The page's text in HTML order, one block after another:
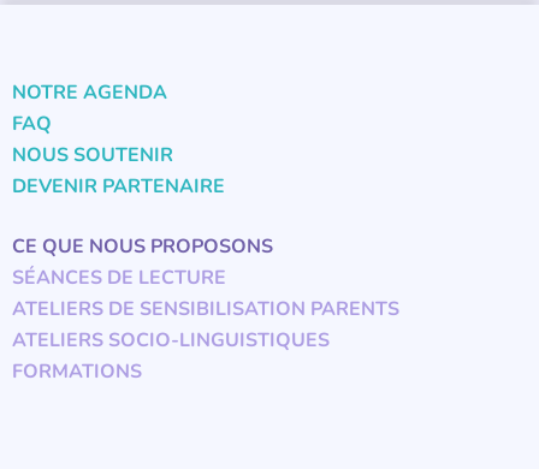
NOTRE AGENDA
FAQ
NOUS SOUTENIR
DEVENIR PARTENAIRE
CE QUE NOUS PROPOSONS
SÉANCES DE LECTURE
ATELIERS DE SENSIBILISATION PARENTS
ATELIERS SOCIO-LINGUISTIQUES
FORMATIONS